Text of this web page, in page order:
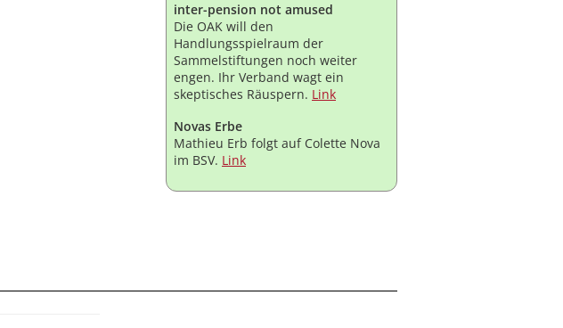
inter-pension not amused
Die OAK will den
Handlungsspielraum der
Sammelstiftungen noch weiter
engen. Ihr Verband wagt ein
skeptisches Räuspern. Link
Novas Erbe
Mathieu Erb folgt auf Colette Nova
im BSV. Link